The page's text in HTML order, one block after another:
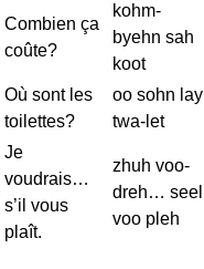
Combien ça
coûte?
kohm-
byehn sah
koot
Où sont les
toilettes?
oo sohn lay
twa-let
Je
voudrais…
s’il vous
plaît.
zhuh voo-
dreh… seel
voo pleh